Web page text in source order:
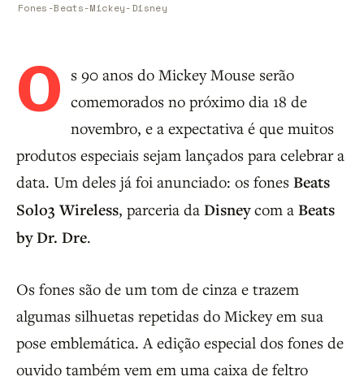
Fones-Beats-Mickey-Disney
O s 90 anos do Mickey Mouse serão
comemorados no próximo dia 18 de
novembro, e a expectativa é que muitos
produtos especiais sejam lançados para celebrar a
data. Um deles já foi anunciado: os fones Beats
Solo3 Wireless, parceria da Disneycom a Beats
by Dr. Dre.
Os fones são de um tom de cinza e trazem
algumas silhuetas repetidas do Mickey em sua
pose emblemática. A edição especial dos fones de
ouvido também vem em uma caixa de feltro